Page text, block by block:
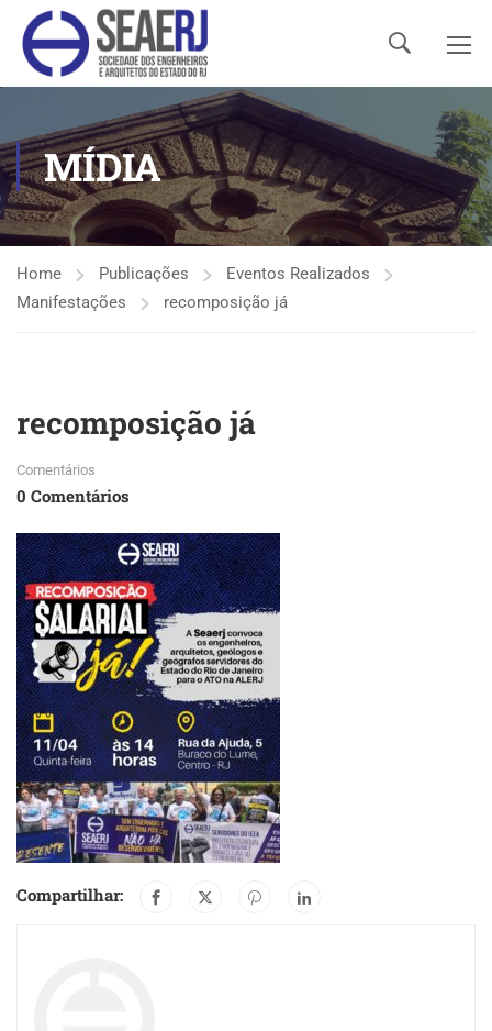
MÍDIA
Home Publicações
Eventos Realizados
Manifestações
recomposição já
recomposição já
Comentários
0 Comentários
Compartilhar: